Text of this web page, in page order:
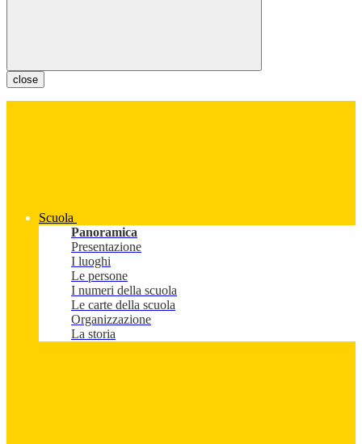
close
Scuola
Panoramica
Presentazione
I luoghi
Le persone
I numeri della scuola
Le carte della scuola
Organizzazione
La storia